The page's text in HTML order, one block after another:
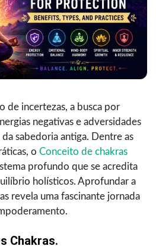
de incertezas, a busca por
negativas e adversidades
sabedoria antiga. Dentre as
o Conceito de chakras
profundo que se acredita
holísticos. Aprofundar a
revela uma fascinante jornada
Chakras.